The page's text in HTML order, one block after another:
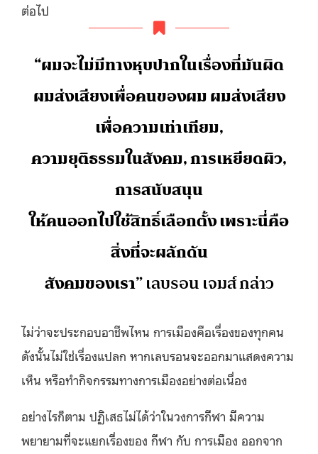
ต่อไป
“ผมจะไม่มีทางหุบปากในเรื่องที่มันผิด
ผมส่งเสียงเพื่อคนของผม ผมส่งเสียง
เพื่อความเท่าเทียม,
ความยุติธรรมในสังคม, การเหยียดผิว,
การสนับสนุน
ให้คนออกไปใช้สิทธิ์เลือกตั้ง เพราะนี่คือ
สิ่งที่จะผลักดัน
สังคมของเรา”เลบรอน เจมส์ กล่าว
ไม่ว่าจะประกอบอาชีพไหน การเมืองคือเรื่องของทุกคน
ดังนั้นไม่ใช่เรื่องแปลก หากเลบรอนจะออกมาแสดงความ
เห็น หรือทำกิจกรรมทางการเมืองอย่างต่อเนื่อง
อย่างไรก็ตาม ปฏิเสธไม่ได้ว่าในวงการกีฬา มีความ
พยายามที่จะแยกเรื่องของ กีฬา กับ การเมือง ออกจาก